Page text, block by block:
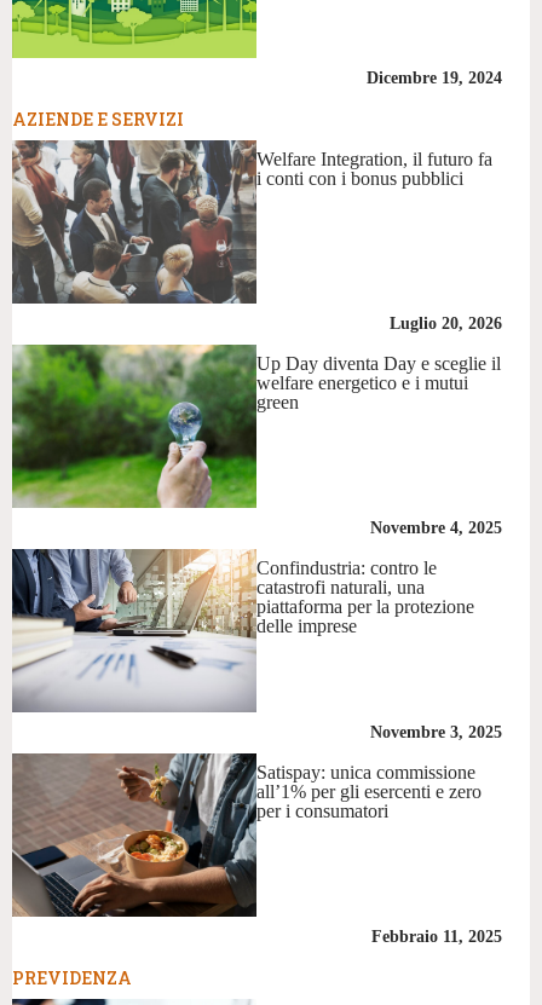
Dicembre 19, 2024
AZIENDE E SERVIZI
Welfare Integration, il futuro fa
i conti con i bonus pubblici
Luglio 20, 2026
Up Day diventa Day e sceglie il
welfare energetico e i mutui
green
Novembre 4, 2025
Confindustria: contro le
catastrofi naturali, una
piattaforma per la protezione
delle imprese
Novembre 3, 2025
Satispay: unica commissione
all’1% per gli esercenti e zero
per i consumatori
Febbraio 11, 2025
PREVIDENZA